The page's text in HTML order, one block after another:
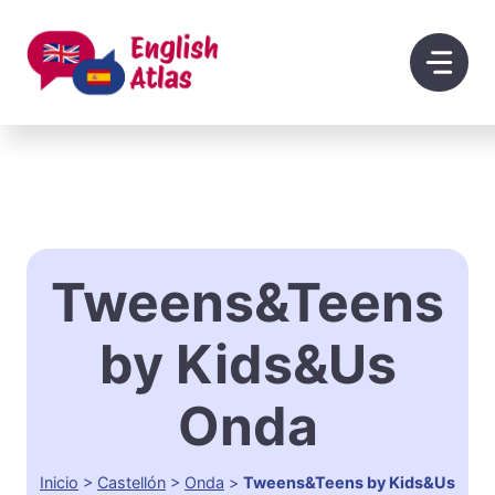
contenido
Tweens&Teens
by Kids&Us
Onda
Inicio > Castellón > Onda > Tweens&Teens by Kids&Us